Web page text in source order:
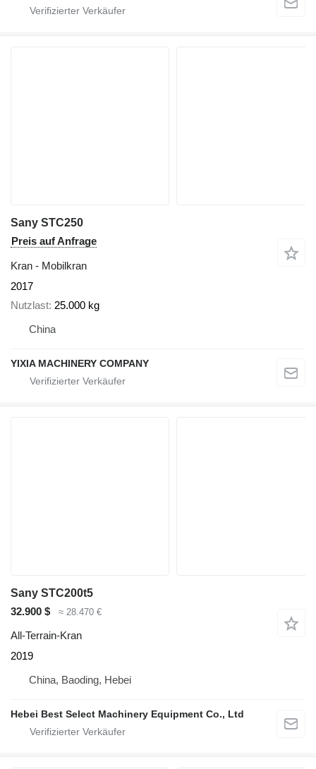
Sany STC250
Preis auf Anfrage
Kran - Mobilkran
2017
Nutzlast 25.000 kg
China
YIXIA MACHINERY COMPANY
Sany STC200t5
32.900 $
≈ 28.470 €
All-Terrain-Kran
2019
China, Baoding, Hebei
Hebei Best Select Machinery Equipment Co., Ltd